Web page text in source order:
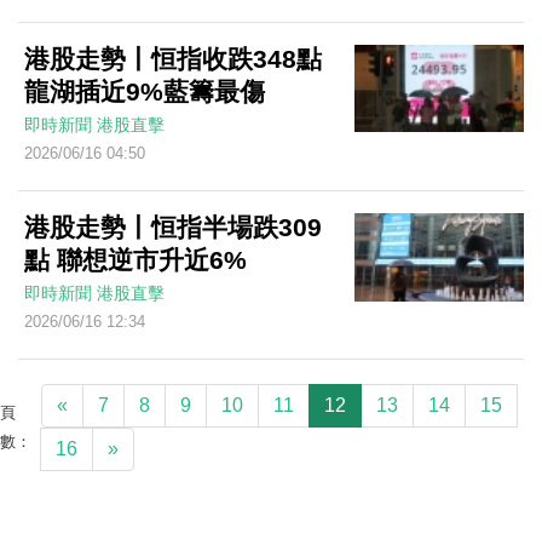
港股走勢丨恒指收跌348點
龍湖插近9%藍籌最傷
即時新聞 港股直擊
2026/06/16 04:50
港股走勢丨恒指半場跌309
點 聯想逆市升近6%
即時新聞 港股直擊
2026/06/16 12:34
頁
數：
« 7 8 9 10 11 12 13 14 15
16 »